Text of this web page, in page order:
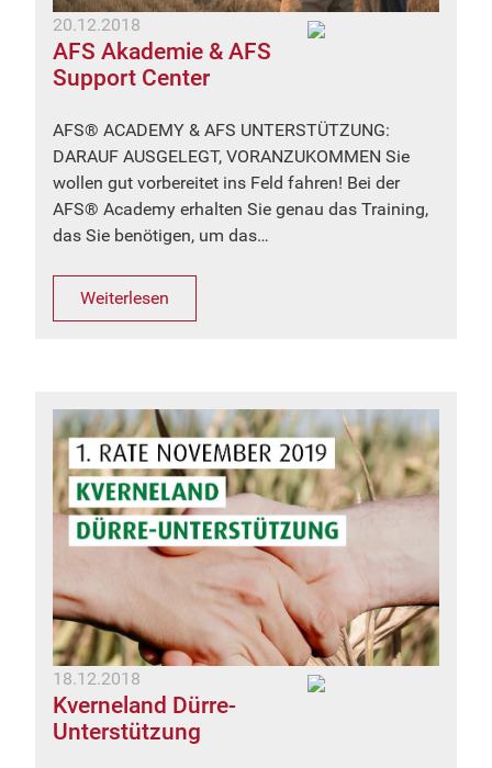
20.12.2018
AFS Akademie & AFS
Support Center
AFS® ACADEMY & AFS UNTERSTÜTZUNG:
DARAUF AUSGELEGT, VORANZUKOMMEN Sie
wollen gut vorbereitet ins Feld fahren! Bei der
AFS® Academy erhalten Sie genau das Training,
das Sie benötigen, um das…
Weiterlesen
18.12.2018
Kverneland Dürre-
Unterstützung